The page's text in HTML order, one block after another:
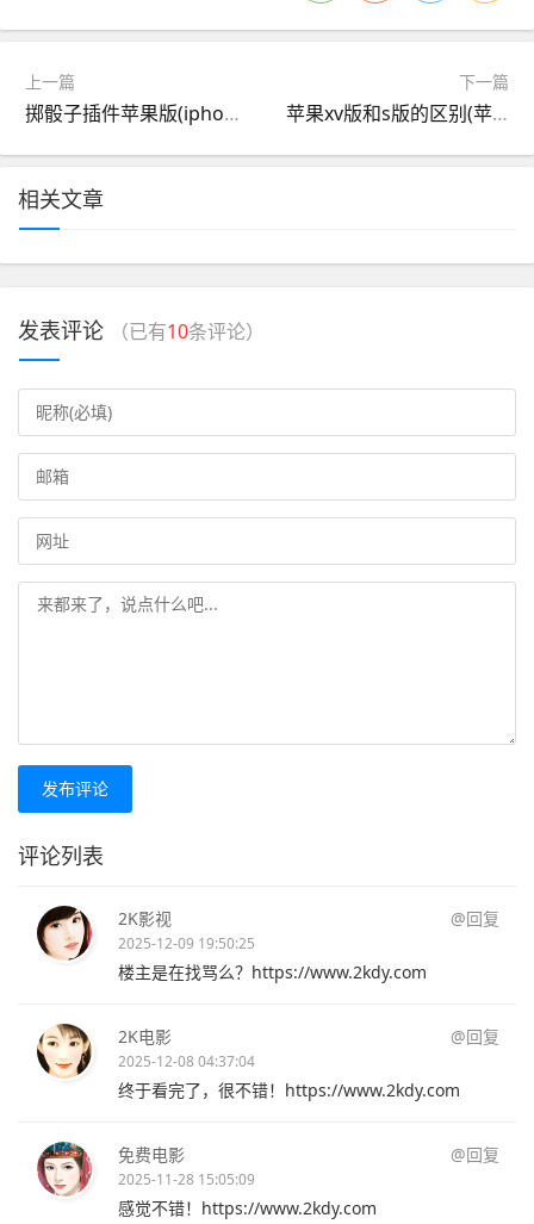
上一篇
掷骰子插件苹果版(iphone骰子插件)
下一篇
苹果xv版和s版的区别(苹果手机x版本区别)
相关文章
发表评论 （已有10条评论）
发布评论
评论列表
2K影视 @回复
2025-12-09 19:50:25
楼主是在找骂么？https://www.2kdy.com
2K电影 @回复
2025-12-08 04:37:04
终于看完了，很不错！https://www.2kdy.com
免费电影 @回复
2025-11-28 15:05:09
感觉不错！https://www.2kdy.com